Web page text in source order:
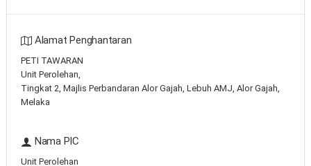
Alamat Penghantaran
PETI TAWARAN
Unit Perolehan,
Tingkat 2, Majlis Perbandaran Alor Gajah, Lebuh AMJ, Alor Gajah,
Melaka
Nama PIC
Unit Perolehan